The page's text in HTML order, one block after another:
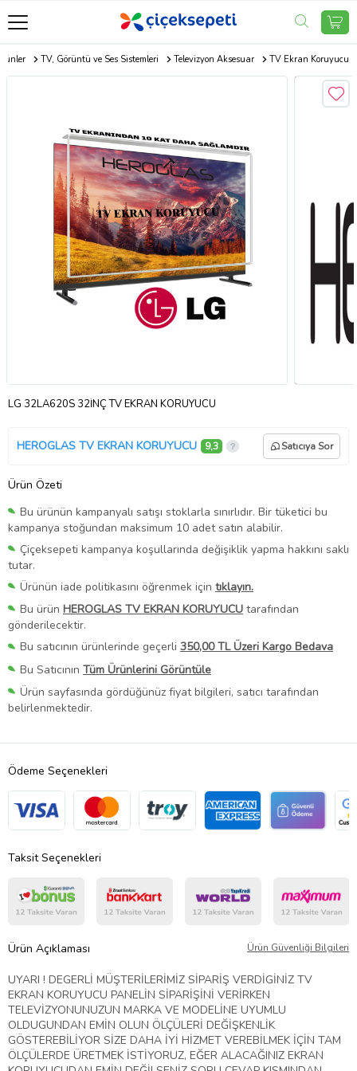
TV, Görüntü ve Ses Sistemleri Televizyon Aksesuar TV Ekran Koruyucu
LG 32LA620S 32İNÇ TV EKRAN KORUYUCU
HEROGLAS TV EKRAN KORUYUCU 9,3 Satıcıya Sor
Ürün Özeti
Bu ürünün kampanyalı satışı stoklarla sınırlıdır. Bir tüketici bu
kampanya stoğundan maksimum 10 adet satın alabilir.
Çiçeksepeti kampanya koşullarında değişiklik yapma hakkını saklı
tutar.
Ürünün iade politikasını öğrenmek için tıklayın.
Bu ürün HEROGLAS TV EKRAN KORUYUCU tarafından
gönderilecektir.
Bu satıcının ürünlerinde geçerli 350,00 TL Üzeri Kargo Bedava
Bu Satıcının Tüm Ürünlerini Görüntüle
Ürün sayfasında gördüğünüz fiyat bilgileri, satıcı tarafından
belirlenmektedir.
Ödeme Seçenekleri
Taksit Seçenekleri
Ürün Açıklaması Ürün Güvenliği Bilgileri
UYARI ! DEGERLİ MÜŞTERİLERİMİZ SİPARİŞ VERDİGİNİZ TV
EKRAN KORUYUCU PANELİN SİPARİŞİNİ VERİRKEN
TELEVİZYONUNUZUN MARKA VE MODELİNE UYUMLU
OLDUGUNDAN EMİN OLUN ÖLÇÜLERİ DEĞİŞKENLİK
GÖSTEREBİLİYOR SİZE DAHA İYİ HİZMET VEREBİLMEK İÇİN TAM
ÖLÇÜLERDE ÜRETMEK İSTİYORUZ, EĞER ALACAĞINIZ EKRAN